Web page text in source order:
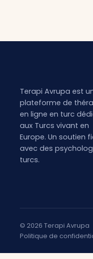
Terapi Avrupa est
plateforme de
en ligne en turc
aux Turcs vivant en
Europe. Un soutien
avec des
turcs.
© 2026 Terapi Avrupa
Politique de